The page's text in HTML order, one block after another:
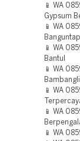
📱 WA
Gypsum
📱 WA
📱 WA
Bantul
📱 WA
📱 WA
📱 WA
📱 WA